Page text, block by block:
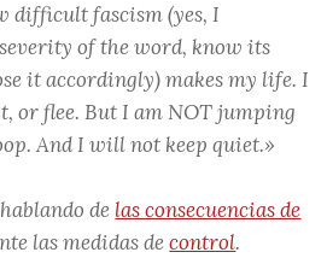
difficult fascism (yes, I
of the word, know its
it accordingly) makes my life. I
or flee. But I am NOT jumping
And I will not keep quiet.»
de las consecuencias de
las medidas decontrol.